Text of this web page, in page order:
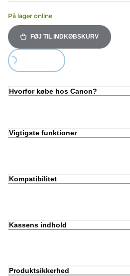
På lager online
FØJ TIL INDKØBSKURV
Loading...
Hvorfor købe hos Canon?
Vigtigste funktioner
Kompatibilitet
Kassens indhold
Produktsikkerhed